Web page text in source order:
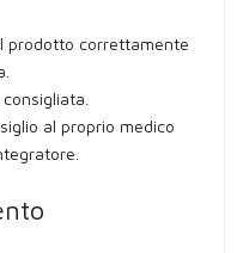
prodotto correttamente
al proprio medico